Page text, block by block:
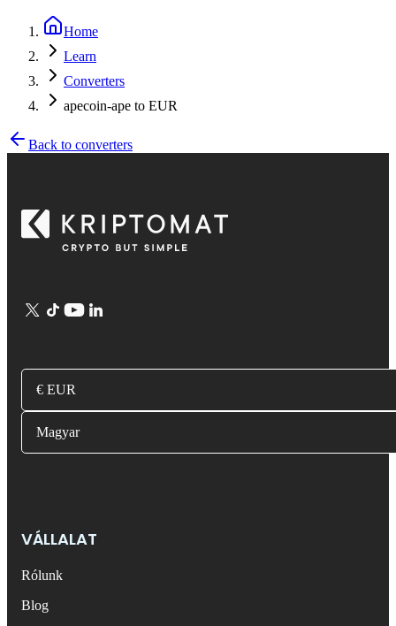
Home
Learn
Converters
apecoin-ape to EUR
Back to converters
€ EUR
Magyar
VÁLLALAT
Rólunk
Blog